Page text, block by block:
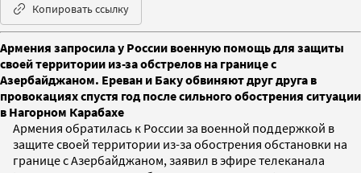
Копировать ссылку
Армения запросила у России военную помощь для защиты
своей территории из-за обстрелов на границе с
Азербайджаном. Ереван и Баку обвиняют друг друга в
провокациях спустя год после сильного обострения ситуации
в Нагорном Карабахе
Армения обратилась к России за военной поддержкой в
защите своей территории из-за обострения обстановки на
границе с Азербайджаном, заявил в эфире телеканала